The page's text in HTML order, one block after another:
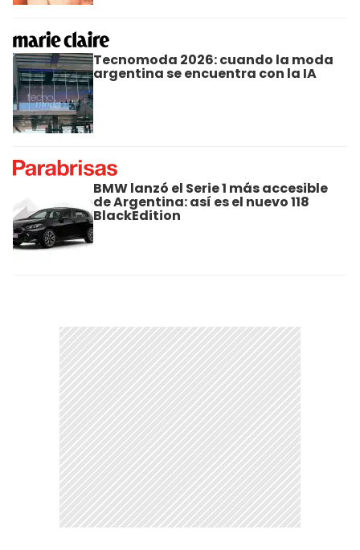
Tecnomoda 2026: cuando la moda
argentina se encuentra con la IA
BMW lanzó el Serie 1 más accesible
de Argentina: así es el nuevo 118
BlackEdition